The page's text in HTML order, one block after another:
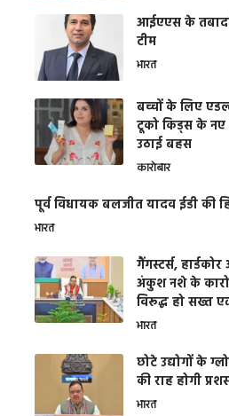
आईएएस के
टीम
भारत
बच्चों के लिए
टूको किड्स के
उठाई बहस
कारोबार
पूर्व विधायक बलजीत यादव ईडी की
भारत
गैंगस्टर्स,
अंकुश नशे के
विरूद्ध हो सख्त
भारत
छोटे उद्योगों के
की राह होगी
भारत